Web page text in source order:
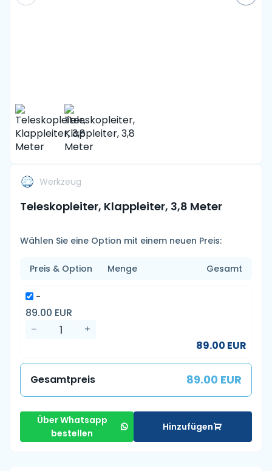
Werkzeug
Teleskopleiter, Klappleiter, 3,8 Meter
Wählen Sie eine Option mit einem neuen Preis:
Preis & Option Menge Gesamt
-
89.00 EUR
89.00 EUR
Gesamtpreis 89.00 EUR
Über Whatsapp
bestellen
Hinzufügen